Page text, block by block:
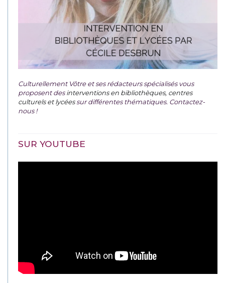
Culturellement Vôtre et ses rédacteurs spécialisés vous
proposent desinterventions en bibliothèques, centres
culturels et lycéessur différentes thématiques. Contactez-
nous !
SUR YOUTUBE